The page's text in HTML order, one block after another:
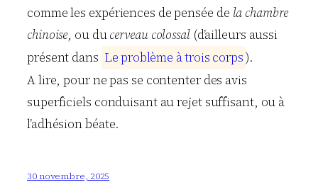
comme les expériences de pensée de la chambre
chinoise, ou ducerveau colossal(d’ailleurs aussi
présent dans Leproblème àtrois corps).
A lire, pour ne pas se contenter des avis
superficiels conduisant au rejet suffisant, ou à
l’adhésion béate.
30 novembre, 2025